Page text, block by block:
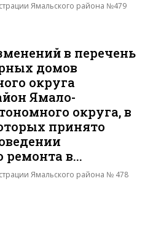
Ямальского района №479
в перечень
домов
округа
Ямало-
округа, в
принято
ремонта в...
Ямальского района № 478